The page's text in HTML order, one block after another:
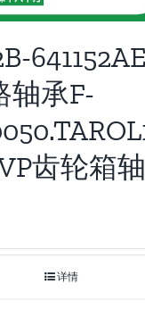
641152AE
轴承F-
齿轮箱轴
详情